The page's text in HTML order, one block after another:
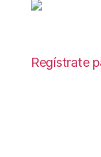
Regístrate